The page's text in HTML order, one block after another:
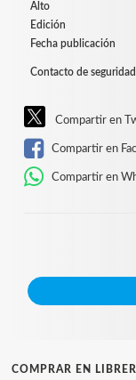
Alto
Edición
Fecha publicación
Contacto de seguridad
Compartir en
Compartir en
Compartir en
COMPRAR EN